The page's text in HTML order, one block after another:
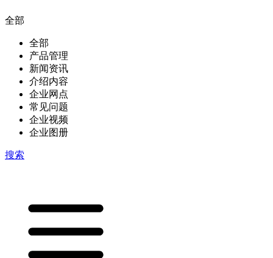
全部
全部
产品管理
新闻资讯
介绍内容
企业网点
常见问题
企业视频
企业图册
搜索